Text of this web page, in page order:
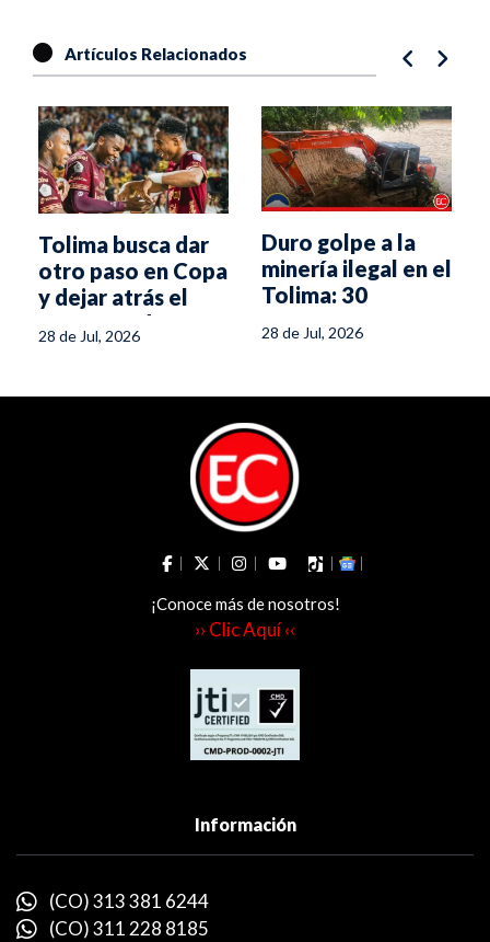
Artículos Relacionados
Tolima busca dar
otro paso en Copa
y dejar atrás el
fantasma de años
anteriores
28 de Jul, 2026
Duro golpe a la
minería ilegal en el
Tolima: 30
millonarias
28 de Jul, 2026
¡Conoce más de nosotros!
›› Clic Aquí ‹‹
Información
(CO) 313 381 6244
(CO) 311 228 8185